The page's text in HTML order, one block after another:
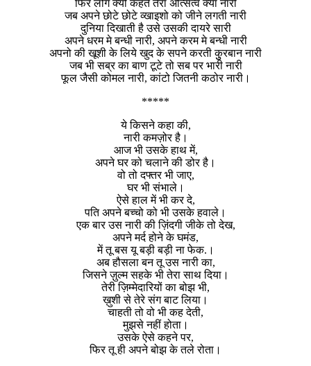
फिर लोग क्यो कहते तेरा अत्सित्व क्या नारी
जब अपने छोटे छोटे व्खाइशो को जीने लगती नारी
दुनिया दिखाती है उसे उसकी दायरे सारी
अपने धरम मे बन्धी नारी, अपने करम मे बन्धी नारी
अपनो की खूशी के लिये खुद के सपने करती कुुरबान नारी
जब भी सब्र का बाण टूटे तो सब पर भारी नारी
फूल जैसी कोमल नारी, कांटो जितनी कठोर नारी।
*****
ये किसने कहा की,
नारी कमज़ोर है।
आज भी उसके हाथ में,
अपने घर को चलाने की डोर है।
वो तो दफ्तर भी जाए,
घर भी संभाले।
ऐसे हाल में भी कर दे,
पति अपने बच्चो को भी उसके हवाले।
एक बार उस नारी की ज़िंदगी जीके तो देख,
अपने मर्द होने के घमंड,
में तू बस यू बड़ी बड़ी ना फेक.।
अब हौसला बन तू उस नारी का,
जिसने ज़ुल्म सहके भी तेरा साथ दिया।
तेरी ज़िम्मेदारियों का बोझ भी,
ख़ुशी से तेरे संग बाट लिया।
चाहती तो वो भी कह देती,
मुझसे नहीं होता।
उसके ऐसे कहने पर,
फिर तू ही अपने बोझ के तले रोता।